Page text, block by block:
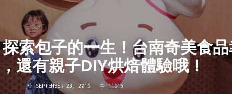
索包子的一生！台南奇美食
還有親子DIY烘焙體驗哦！
SEPTEMBER 23, 2019 11915